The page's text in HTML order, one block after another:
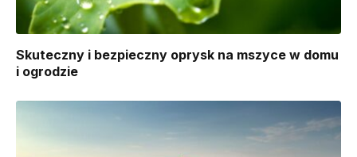
Skuteczny i bezpieczny oprysk na mszyce w domu
i ogrodzie